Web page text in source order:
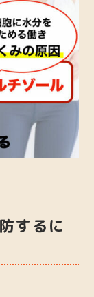
するに